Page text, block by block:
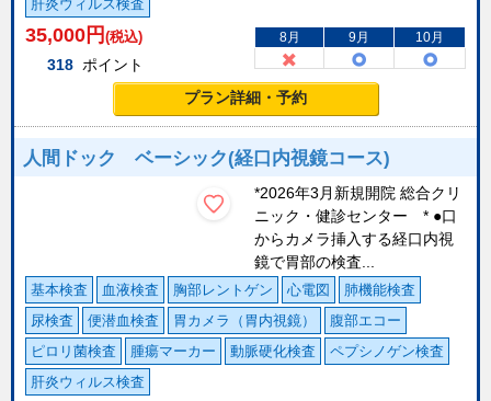
肝炎ウィルス検査
35,000 円 (税込)
318 ポイント
8月 9月 10月
プラン詳細・予約
人間ドック ベーシック(経口内視鏡コース)
*2026年3月新規開院 総合クリ
ニック・健診センター * ●口
からカメラ挿入する経口内視
鏡で胃部の検査...
基本検査 血液検査 胸部レントゲン 心電図
肺機能検査
尿検査
便潜血検査 胃カメラ（胃内視鏡）
腹部エコー
ピロリ菌検査
腫瘍マーカー 動脈硬化検査
ペプシノゲン検査
肝炎ウィルス検査